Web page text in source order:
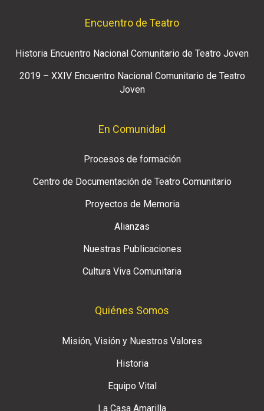
Encuentro de Teatro
Historia Encuentro Nacional Comunitario de Teatro Joven
2019 – XXIV Encuentro Nacional Comunitario de Teatro
Joven
En Comunidad
Procesos de formación
Centro de Documentación de Teatro Comunitario
Proyectos de Memoria
Alianzas
Nuestras Publicaciones
Cultura Viva Comunitaria
Quiénes Somos
Misión, Visión y Nuestros Valores
Historia
Equipo Vital
La Casa Amarilla